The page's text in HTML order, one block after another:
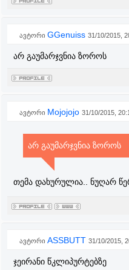
ავტორი GGenuiss 31/10/2015,
არ გაუმარჯვნია ზოროს
ავტორი Mojojojo 31/10/2015,
არ გაუმარჯვნია ზოროს
თემა დახურულია.. ნუღარ
ავტორი ASSBUTT 31/10/2015,
ჯეირანი წკლიპურტებზე